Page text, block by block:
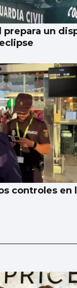
prepara un
controles en